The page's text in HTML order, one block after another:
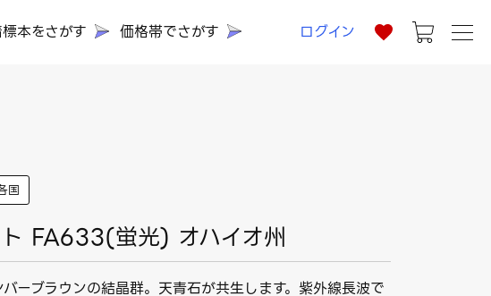
本をさがす 価格帯でさがす ログイン
国
FA633(蛍光) オハイオ州
ーブラウンの結晶群。天青石が共生します。紫外線長波で